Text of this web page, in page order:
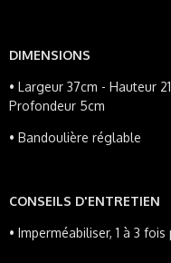
DIMENSIONS
• Largeur 37cm - Hauteur
Profondeur 5cm
• Bandoulière réglable
CONSEILS D'ENTRETIEN
• Imperméabiliser, 1 à 3 fois